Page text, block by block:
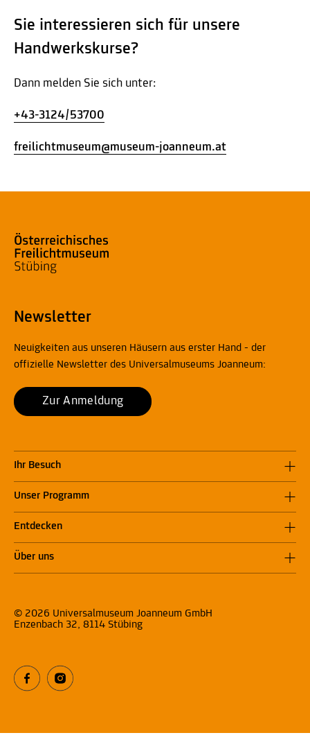
Sie interessieren sich für unsere
Handwerkskurse?
Dann melden Sie sich unter:
+43-3124/53700
freilichtmuseum@museum-joanneum.at
Newsletter
Neuigkeiten aus unseren Häusern aus erster Hand - der
offizielle Newsletter des Universalmuseums Joanneum:
Zur Anmeldung
Ihr Besuch
Unser Programm
Entdecken
Über uns
© 2026 Universalmuseum Joanneum GmbH
Enzenbach 32, 8114 Stübing